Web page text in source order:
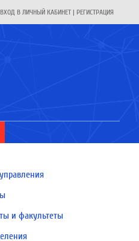
ВХОД В ЛИЧНЫЙ КАБИНЕТ | РЕГИСТРАЦИЯ
и факультеты